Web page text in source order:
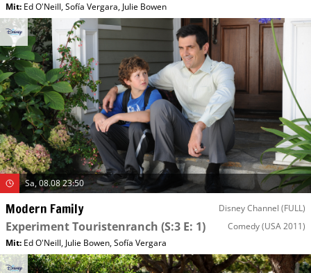
Mit: Ed O'Neill,Sofía Vergara, Julie Bowen
Sa, 08.08 23:50
Modern Family Disney Channel (FULL)
Experiment Touristenranch (S:3 E: 1) Comedy(USA 2011)
Mit: Ed O'Neill, Julie Bowen,Sofía Vergara